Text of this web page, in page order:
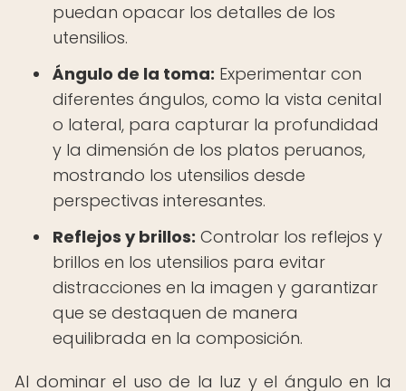
puedan opacar los detalles de los
utensilios.
Ángulo de la toma: Experimentar con
diferentes ángulos, como la vista cenital
o lateral, para capturar la profundidad
y la dimensión de los platos peruanos,
mostrando los utensilios desde
perspectivas interesantes.
Reflejos y brillos: Controlar los reflejos y
brillos en los utensilios para evitar
distracciones en la imagen y garantizar
que se destaquen de manera
equilibrada en la composición.
Al dominar el uso de la luz y el ángulo en la